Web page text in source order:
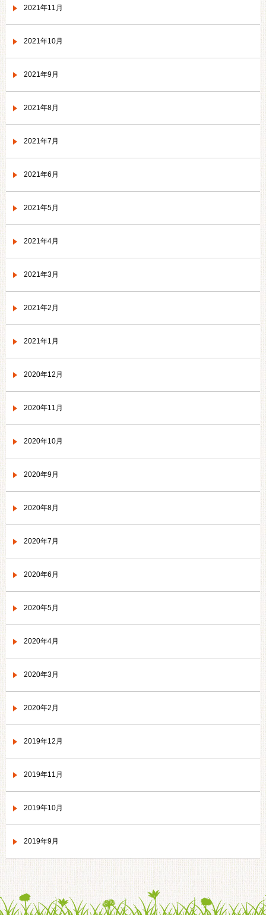
2021年11月
2021年10月
2021年9月
2021年8月
2021年7月
2021年6月
2021年5月
2021年4月
2021年3月
2021年2月
2021年1月
2020年12月
2020年11月
2020年10月
2020年9月
2020年8月
2020年7月
2020年6月
2020年5月
2020年4月
2020年3月
2020年2月
2019年12月
2019年11月
2019年10月
2019年9月